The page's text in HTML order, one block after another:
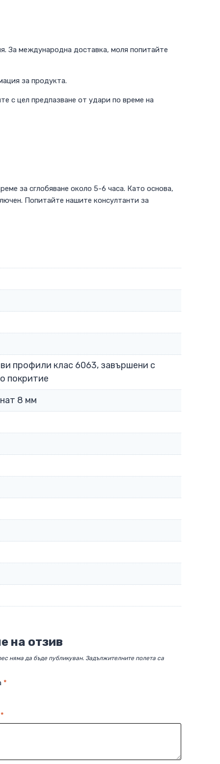
За международна доставка, моля попитайте
за продукта.
с цел предпазване от удари по време на
за сглобяване около 5-6 часа. Като основа,
Попитайте нашите консултанти за
профили клас 6063, завършени с
покритие
8 мм
на отзив
няма да бъде публикуван. Задължителните полета са
*
*